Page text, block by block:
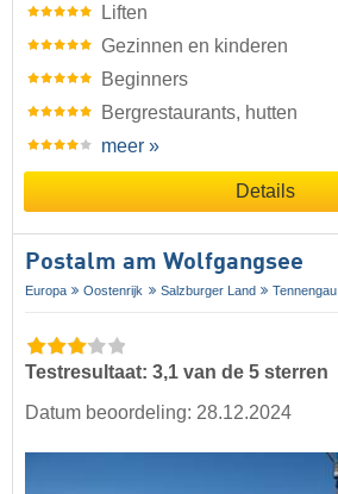
Liften
Gezinnen en kinderen
Beginners
Bergrestaurants, hutten
meer »
Details
Postalm am Wolfgangsee
Europa Oostenrijk Salzburger Land Tennengau
Testresultaat: 3,1 van de 5 sterren
Datum beoordeling: 28.12.2024